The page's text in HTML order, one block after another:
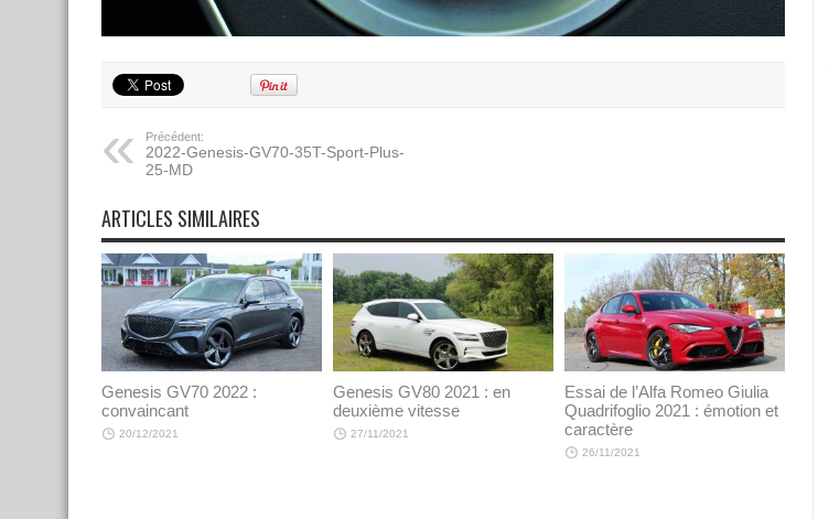
Précédent:
2022-Genesis-GV70-35T-Sport-Plus-
25-MD
ARTICLES SIMILAIRES
Genesis GV70 2022 :
convaincant
20/12/2021
Genesis GV80 2021 : en
deuxième vitesse
27/11/2021
Essai de l’Alfa Romeo Giulia
Quadrifoglio 2021 : émotion et
caractère
26/11/2021